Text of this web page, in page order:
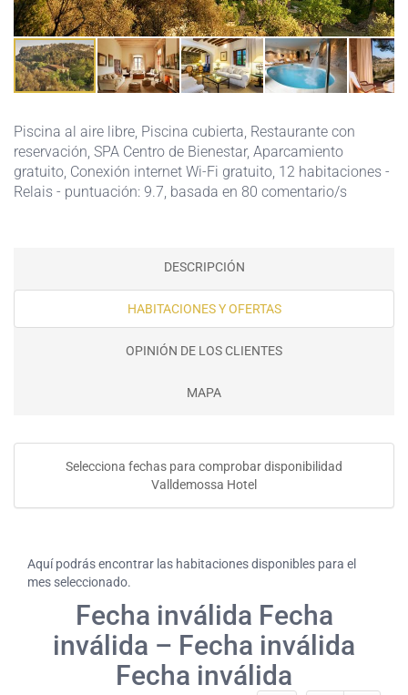
Piscina al aire libre, Piscina cubierta, Restaurante con
reservación, SPA Centro de Bienestar, Aparcamiento
gratuito, Conexión internet Wi-Fi gratuito, 12 habitaciones -
Relais - puntuación: 9.7, basada en 80 comentario/s
DESCRIPCIÓN
HABITACIONES Y OFERTAS
OPINIÓN DE LOS CLIENTES
MAPA
Selecciona fechas para comprobar disponibilidad
Valldemossa Hotel
Aquí podrás encontrar las habitaciones disponibles para el
mes seleccionado.
Fecha inválida Fecha
inválida – Fecha inválida
Fecha inválida